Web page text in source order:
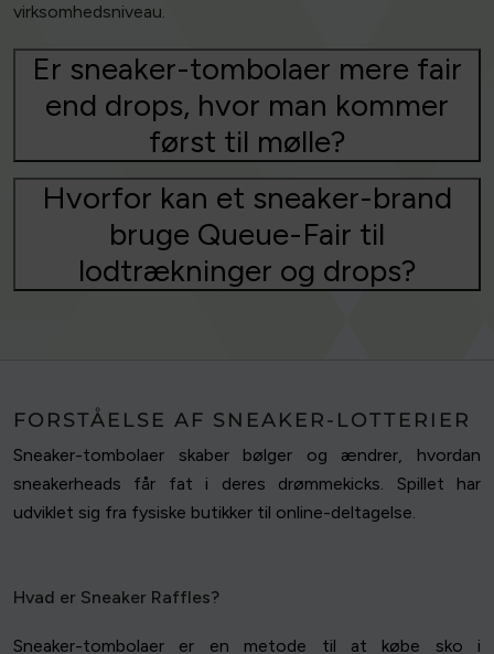
virksomhedsniveau.
Er sneaker-tombolaer mere fair
end drops, hvor man kommer
først til mølle?
Hvorfor kan et sneaker-brand
bruge Queue-Fair til
lodtrækninger og drops?
FORSTÅELSE AF SNEAKER-LOTTERIER
Sneaker-tombolaer skaber bølger og ændrer, hvordan
sneakerheads får fat i deres drømmekicks. Spillet har
udviklet sig fra fysiske butikker til online-deltagelse.
Hvad er Sneaker Raffles?
Sneaker-tombolaer er en metode til at købe sko i